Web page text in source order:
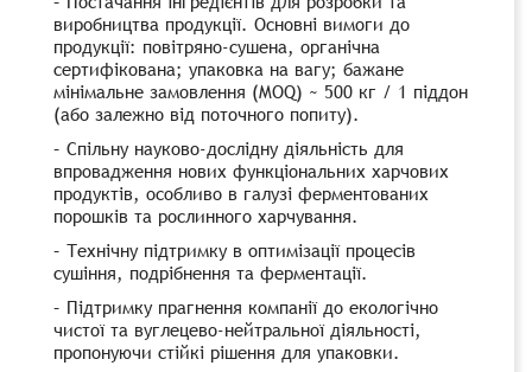
виробництва продукції. Основні вимоги до
продукції: повітряно-сушена, органічна
сертифікована; упаковка на вагу; бажане
мінімальне замовлення (MOQ) ~ 500 кг / 1 піддон
(або залежно від поточного попиту).
– Спільну науково-дослідну діяльність для
впровадження нових функціональних харчових
продуктів, особливо в галузі ферментованих
порошків та рослинного харчування.
– Технічну підтримку в оптимізації процесів
сушіння, подрібнення та ферментації.
– Підтримку прагнення компанії до екологічно
чистої та вуглецево-нейтральної діяльності,
пропонуючи стійкі рішення для упаковки.